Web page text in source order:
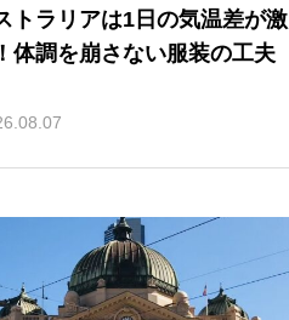
トラリアは1日の気温差が激
体調を崩さない服装の工夫